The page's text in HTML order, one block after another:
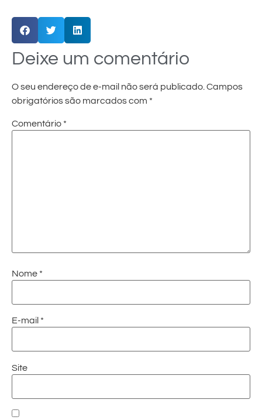
Deixe um comentário
O seu endereço de e-mail não será publicado. Campos
obrigatórios são marcados com *
Comentário *
Nome *
E-mail *
Site